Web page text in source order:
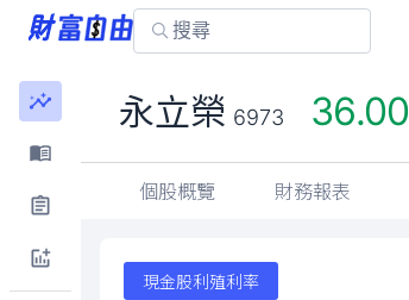
永立榮 6973 36.00
個股概覽 財務報表
現金股利殖利率